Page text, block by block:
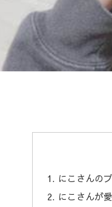
にこさんの
にこさんが